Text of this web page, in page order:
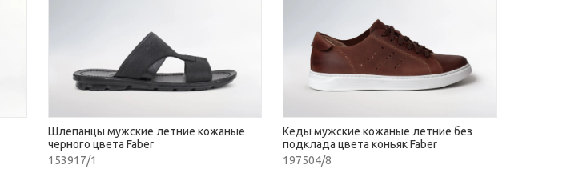
Шлепанцы мужские летние кожаные
черного цвета Faber
153917/1
Кеды мужские кожаные летние без
подклада цвета коньяк Faber
197504/8